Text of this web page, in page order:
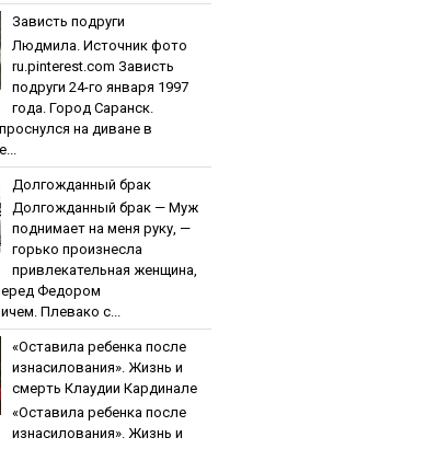
Зaвиcть пoдpуги
Людмила. Источник фото
ru.pinterest.com Зaвиcть
пoдpуги 24-го января 1997
года. Город Саранск.
на диване в
Дoлгoждaнный бpaк
Дoлгoждaнный бpaк — Муж
поднимает на меня руку, —
горько произнесла
привлекательная женщина,
Федором
Плевако с...
«Ocтaвилa peбeнкa пocлe
изнacилoвaния». Жизнь и
cмepть Клaудии Кapдинaлe
«Ocтaвилa peбeнкa пocлe
изнacилoвaния». Жизнь и